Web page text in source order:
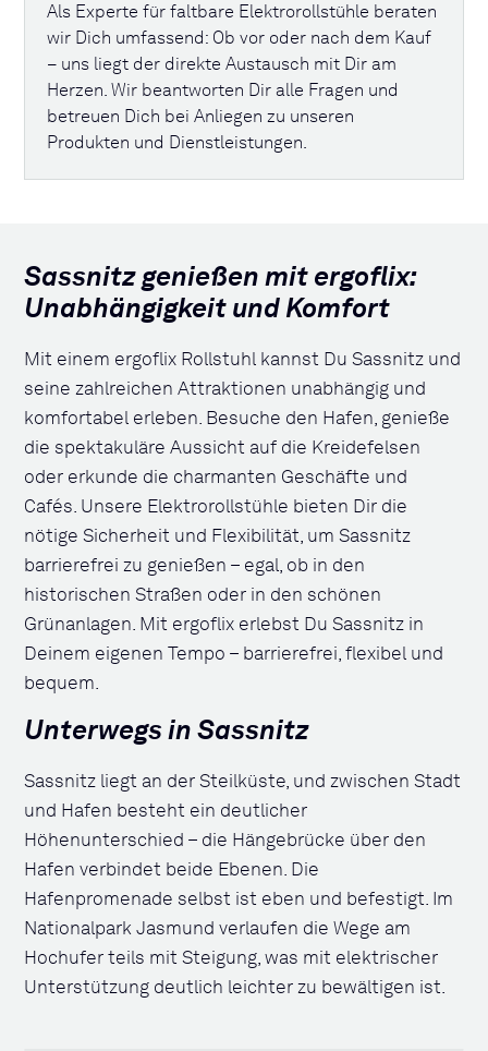
Als Experte für faltbare Elektrorollstühle beraten
wir Dich umfassend: Ob vor oder nach dem Kauf
– uns liegt der direkte Austausch mit Dir am
Herzen. Wir beantworten Dir alle Fragen und
betreuen Dich bei Anliegen zu unseren
Produkten und Dienstleistungen.
Sassnitz genießen mit ergoflix:
Unabhängigkeit und Komfort
Mit einem ergoflix Rollstuhl kannst Du Sassnitz und
seine zahlreichen Attraktionen unabhängig und
komfortabel erleben. Besuche den Hafen, genieße
die spektakuläre Aussicht auf die Kreidefelsen
oder erkunde die charmanten Geschäfte und
Cafés. Unsere Elektrorollstühle bieten Dir die
nötige Sicherheit und Flexibilität, um Sassnitz
barrierefrei zu genießen – egal, ob in den
historischen Straßen oder in den schönen
Grünanlagen. Mit ergoflix erlebst Du Sassnitz in
Deinem eigenen Tempo – barrierefrei, flexibel und
bequem.
Unterwegs in Sassnitz
Sassnitz liegt an der Steilküste, und zwischen Stadt
und Hafen besteht ein deutlicher
Höhenunterschied – die Hängebrücke über den
Hafen verbindet beide Ebenen. Die
Hafenpromenade selbst ist eben und befestigt. Im
Nationalpark Jasmund verlaufen die Wege am
Hochufer teils mit Steigung, was mit elektrischer
Unterstützung deutlich leichter zu bewältigen ist.